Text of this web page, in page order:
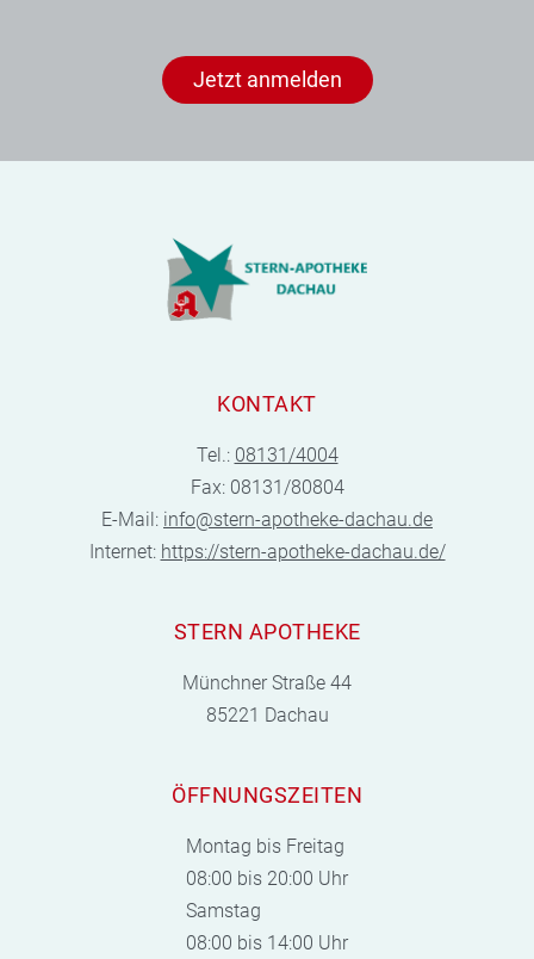
Jetzt anmelden
KONTAKT
Tel.: 08131/4004
Fax: 08131/80804
E-Mail: info@stern-apotheke-dachau.de
Internet: https://stern-apotheke-dachau.de/
STERN APOTHEKE
Münchner Straße 44
85221 Dachau
ÖFFNUNGSZEITEN
Montag bis Freitag
08:00 bis 20:00 Uhr
Samstag
08:00 bis 14:00 Uhr